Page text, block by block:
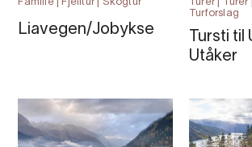
Familie | Fjelltur | Skogtur
Liavegen/Jobykse
Turer |
Turforslag
Tursti
Utåker